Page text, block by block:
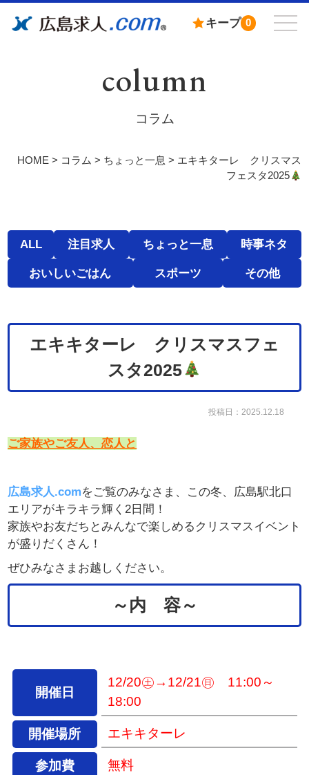
キープ 0
column
コラム
HOME> コラム > ちょっと一息 > エキキターレ クリスマス
フェスタ2025
ALL 注目求人 ちょっと一息 時事ネタ
おいしいごはん スポーツ その他
エキキターレ クリスマスフェ
スタ2025
投稿日：2025.12.18
ご家族やご友人、恋人と
広島求人.comをご覧のみなさま、 この冬、広島駅北口
エリアがキラキラ輝く2日間！
家族やお友だちとみんなで楽しめるクリスマスイベント
が盛りだくさん！
ぜひみなさまお越しください。
～内 容～
開催日
12/20㊏→12/21㊐ 11:00～
18:00
開催場所 エキキターレ
参加費 無料